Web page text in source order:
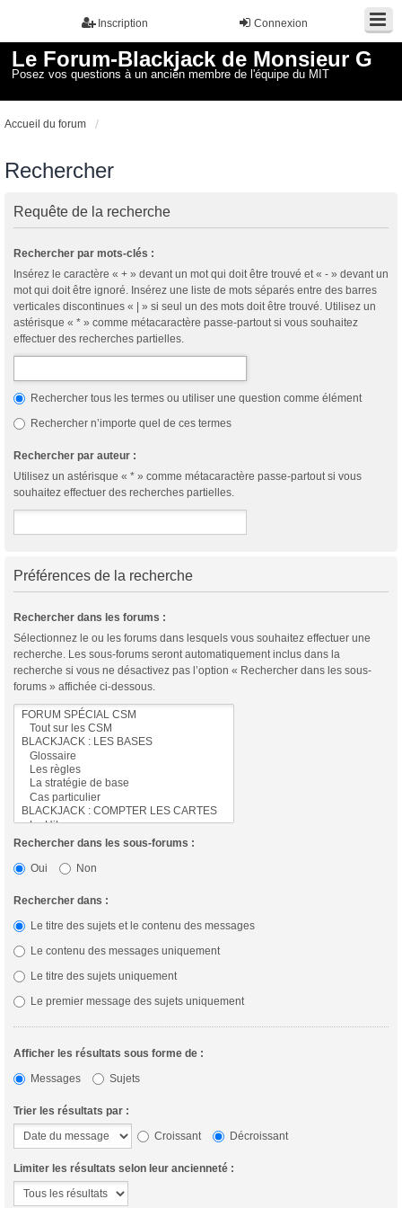
Connexion
Inscription
Le Forum-Blackjack de Monsieur G
Posez vos questions à un ancien membre de l'équipe du MIT
Accueil du forum
Rechercher
Requête de la recherche
Rechercher par mots-clés :
Insérez le caractère « + » devant un mot qui doit être trouvé et « - » devant un
mot qui doit être ignoré. Insérez une liste de mots séparés entre des barres
verticales discontinues « | » si seul un des mots doit être trouvé. Utilisez un
astérisque « * » comme métacaractère passe-partout si vous souhaitez
effectuer des recherches partielles.
Rechercher tous les termes ou utiliser une question comme élément
Rechercher n’importe quel de ces termes
Rechercher par auteur :
Utilisez un astérisque « * » comme métacaractère passe-partout si vous
souhaitez effectuer des recherches partielles.
Préférences de la recherche
Rechercher dans les forums :
Sélectionnez le ou les forums dans lesquels vous souhaitez effectuer une
recherche. Les sous-forums seront automatiquement inclus dans la
recherche si vous ne désactivez pas l’option « Rechercher dans les sous-
forums » affichée ci-dessous.
Rechercher dans les sous-forums :
Oui
Non
Rechercher dans :
Le titre des sujets et le contenu des messages
Le contenu des messages uniquement
Le titre des sujets uniquement
Le premier message des sujets uniquement
Afficher les résultats sous forme de :
Messages
Sujets
Trier les résultats par :
Croissant
Décroissant
Limiter les résultats selon leur ancienneté :